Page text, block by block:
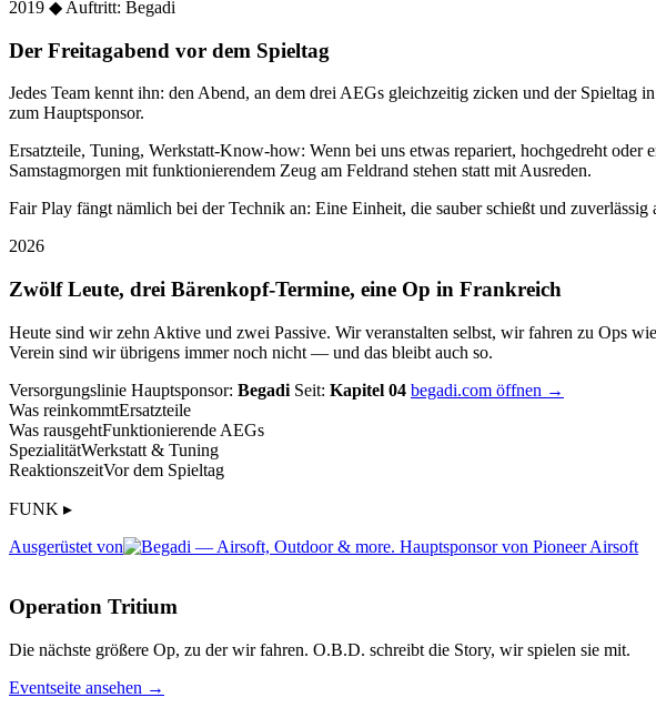
2019 ◆ Auftritt: Begadi
Der Freitagabend vor dem Spieltag
Jedes Team kennt ihn: den Abend, an dem drei AEGs gleichzeitig zicken und der Spieltag
zum Hauptsponsor.
Ersatzteile, Tuning, Werkstatt-Know-how: Wenn bei uns etwas repariert, hochgedreht
Samstagmorgen mit funktionierendem Zeug am Feldrand stehen statt mit Ausreden.
Fair Play fängt nämlich bei der Technik an: Eine Einheit, die sauber schießt und
2026
Zwölf Leute, drei Bärenkopf-Termine, eine Op in Frankreich
Heute sind wir zehn Aktive und zwei Passive. Wir veranstalten selbst, wir fahren zu Ops
Verein sind wir übrigens immer noch nicht — und das bleibt auch so.
Versorgungslinie Hauptsponsor: Begadi Seit: Kapitel 04 begadi.com öffnen →
Was reinkommtErsatzteile
Was rausgehtFunktionierende AEGs
SpezialitätWerkstatt & Tuning
ReaktionszeitVor dem Spieltag
FUNK ▸
Ausgerüstet von
Operation Tritium
Die nächste größere Op, zu der wir fahren. O.B.D. schreibt die Story, wir spielen sie mit.
Eventseite ansehen →